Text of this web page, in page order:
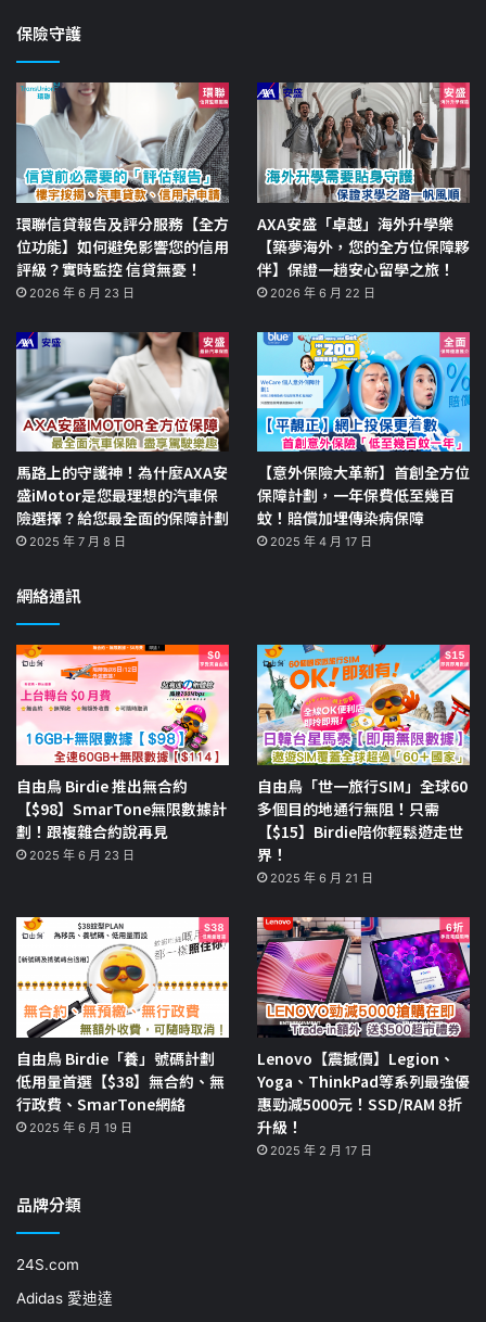
保險守護
環聯信貸報告及評分服務【全方
位功能】如何避免影響您的信用
評級？實時監控 信貸無憂！
2026 年 6 月 23 日
AXA安盛「卓越」海外升學樂
【築夢海外，您的全方位保障夥
伴】保證一趟安心留學之旅！
2026 年 6 月 22 日
馬路上的守護神！為什麼AXA安
盛iMotor是您最理想的汽車保
險選擇？給您最全面的保障計劃
2025 年 7 月 8 日
【意外保險大革新】首創全方位
保障計劃，一年保費低至幾百
蚊！賠償加埋傳染病保障
2025 年 4 月 17 日
網絡通訊
自由鳥 Birdie 推出無合約
【$98】SmarTone無限數據計
劃！跟複雜合約說再見
2025 年 6 月 23 日
自由鳥「世一旅行SIM」全球60
多個目的地通行無阻！只需
【$15】Birdie陪你輕鬆遊走世
界！
2025 年 6 月 21 日
自由鳥 Birdie「養」號碼計劃
低用量首選【$38】無合約、無
行政費、SmarTone網絡
2025 年 6 月 19 日
Lenovo【震撼價】Legion、
Yoga、ThinkPad等系列最強優
惠勁減5000元！SSD/RAM 8折
升級！
2025 年 2 月 17 日
品牌分類
24S.com
Adidas 愛迪達